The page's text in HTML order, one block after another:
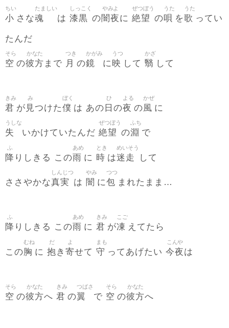
小
ちい
さな魂
たましい
は 漆黒
しっこく
の闇夜
やみよ
に 絶望
ぜつぼう
の唄
うた
を歌
うた
ってい
たんだ
空
そら
の彼方
かなた
まで 月
つき
の鏡
かがみ
に映
うつ
して 翳
かざ
して
君
きみ
が 見
み
つけた僕
ぼく
は あの 日
ひ
の夜
よる
の風
かぜ
に
失
うしな
いかけていたんだ 絶望
ぜつぼう
の淵
ふち
で
降
ふ
りしきる この雨
あめ
に 時
とき
は迷走
めいそう
して
ささやかな真実
しんじつ
は 闇
やみ
に包
つつ
まれたまま…
降
ふ
りしきる この雨
あめ
に 君
きみ
が凍
こご
えてたら
この胸
むね
に 抱
だ
き 寄
よ
せて 守
まも
ってあげたい 今夜
こんや
は
空
そら
の彼方
かなた
へ 君
きみ
の翼
つばさ
で 空
そら
の彼方
かなた
へ